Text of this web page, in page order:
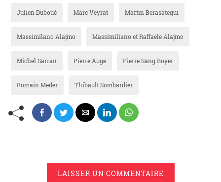
Julien Duboué Marc Veyrat Martin Berasategui
Massimilano Alajmo Massimiliano et Raffaele Alajmo
Michel Sarran Pierre Augé Pierre Sang Boyer
Romain Meder Thibault Sombardier
LAISSER UN COMMENTAIRE